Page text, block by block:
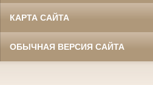
КАРТА САЙТА
ОБЫЧНАЯ ВЕРСИЯ САЙТА